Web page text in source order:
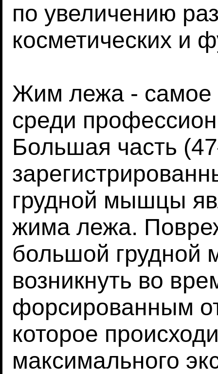
по увеличению
косметических и
Жим лежа - самое
среди
Большая часть
грудной мышцы
жима лежа.
большой грудной
возникнуть во
форсированным
которое
максимального